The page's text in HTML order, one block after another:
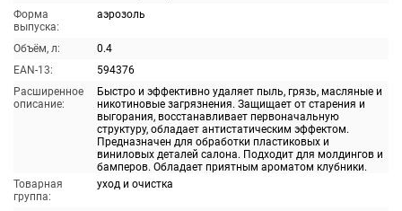
Форма
выпуска:
аэрозоль
Объём, л:
0.4
EAN-13:
594376
Расширенное
описание:
Быстро и эффективно удаляет пыль, грязь, масляные и
никотиновые загрязнения. Защищает от старения и
выгорания, восстанавливает первоначальную
структуру, обладает антистатическим эффектом.
Предназначен для обработки пластиковых и
виниловых деталей салона. Подходит для молдингов и
бамперов. Обладает приятным ароматом клубники.
Товарная
группа:
уход и очистка